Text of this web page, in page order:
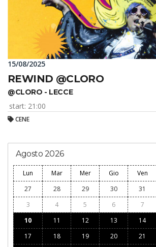
15/08/2025
REWIND @CLORO
@CLORO - LECCE
start: 21:00
CENE
Agosto 2026
Lun Mar Mer Gio Ven
27
28 29 30 31
3
4 5 6 7
10
11 12 13 14
17
18 19 20 21